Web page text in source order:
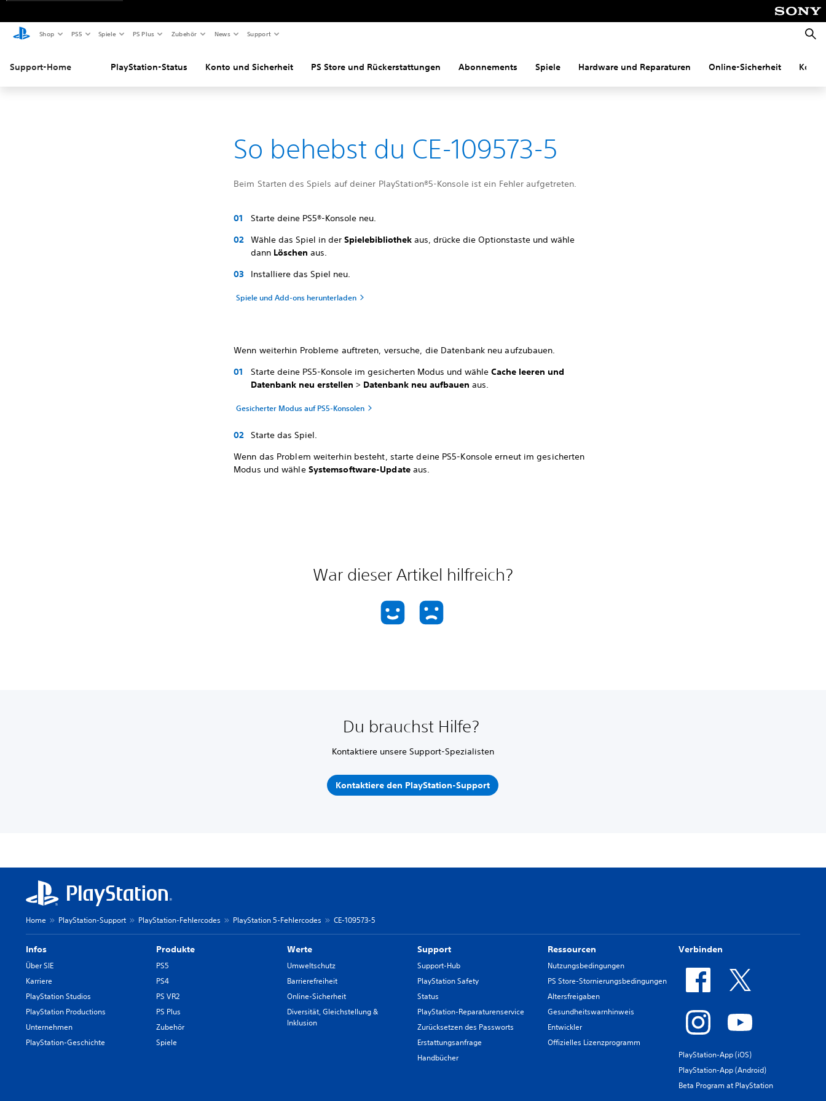
Shop PS5 Spiele PS Plus Zubehör News Support
Support-Home PlayStation-Status Konto und Sicherheit PS Store und Rückerstattungen Abonnements Spiele Hardware und Reparaturen Online-Sicherheit
So behebst du CE-109573-5
Beim Starten des Spiels auf deiner PlayStation®5-Konsole ist ein Fehler aufgetreten.
Starte deine PS5®-Konsole neu.
Wähle das Spiel in derSpielebibliothek aus, drücke die Optionstaste und wähle
dann Löschen aus.
Installiere das Spiel neu.
Spiele und Add-ons herunterladen
Wenn weiterhin Probleme auftreten, versuche, die Datenbank neu aufzubauen.
Starte deine PS5-Konsole im gesicherten Modus und wähleCache leeren und
Datenbank neu erstellen > Datenbank neu aufbauen aus.
Gesicherter Modus auf PS5-Konsolen
Starte das Spiel.
Wenn das Problem weiterhin besteht, starte deine PS5-Konsole erneut im gesicherten
Modus und wähle Systemsoftware-Updateaus.
War dieser Artikel hilfreich?
Du brauchst Hilfe?
Kontaktiere unsere Support-Spezialisten
Kontaktiere den PlayStation-Support
Home PlayStation-Support PlayStation-Fehlercodes PlayStation 5-Fehlercodes CE-109573-5
Infos
Über SIE
Karriere
PlayStation Studios
PlayStation Productions
Unternehmen
PlayStation-Geschichte
Produkte
PS5
PS4
PS VR2
PS Plus
Zubehör
Spiele
Werte
Umweltschutz
Barrierefreiheit
Online-Sicherheit
Diversität, Gleichstellung &
Inklusion
Support
Support-Hub
PlayStation Safety
Status
PlayStation-Reparaturenservice
Zurücksetzen des Passworts
Erstattungsanfrage
Handbücher
Ressourcen
Nutzungsbedingungen
PS Store-Stornierungsbedingungen
Altersfreigaben
Gesundheitswarnhinweis
Entwickler
Offizielles Lizenzprogramm
Verbinden
PlayStation-App (iOS)
PlayStation-App (Android)
Beta Program at PlayStation